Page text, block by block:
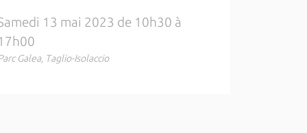
13 mai 2023 de 10h30 à
Galea, Taglio-Isolaccio